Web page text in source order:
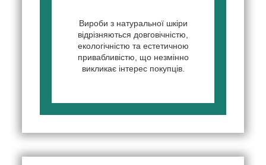
Вироби з натуральної шкіри
відрізняються довговічністю,
екологічністю та естетичною
привабливістю, що незмінно
викликає інтерес покупців.